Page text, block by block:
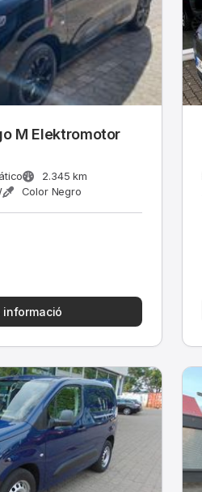
M Elektromotor
2.345 km
Color Negro
informació